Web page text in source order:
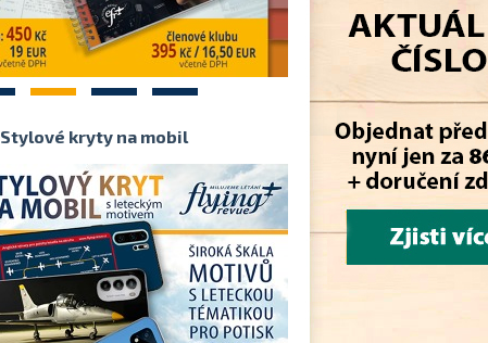
2 3 4
Stylové kryty na mobil